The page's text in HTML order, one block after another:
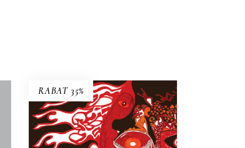
RABAT 35%
KACICA
Opowieść o dziewczynce, która